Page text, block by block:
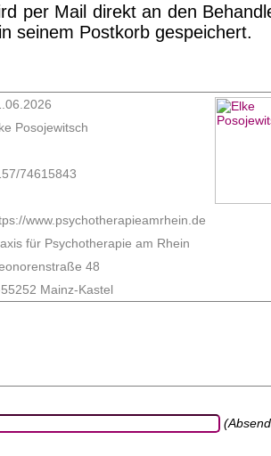
per Mail direkt an den
seinem Postkorb gespeichert.
Posojewitsch
74615843
www.psychotherapieamrhein.de
für Psychotherapie am Rhein
48
Mainz-Kastel